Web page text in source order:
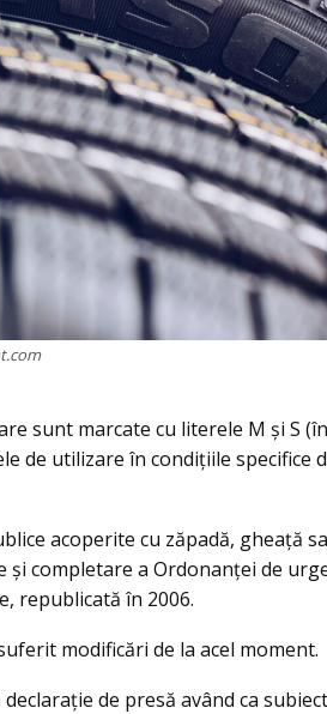
sunt marcate cu literele M și S
de utilizare în condițiile specifice
acoperite cu zăpadă, gheață
completare a Ordonanței de
republicată în 2006.
modificări de la acel moment.
de presă având ca